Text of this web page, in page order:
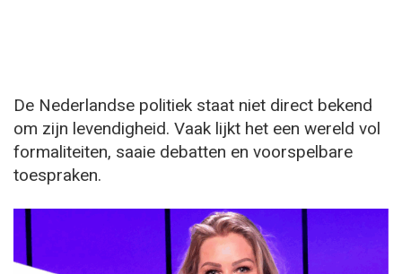
De Nederlandse politiek staat niet direct bekend
om zijn levendigheid. Vaak lijkt het een wereld vol
formaliteiten, saaie debatten en voorspelbare
toespraken.